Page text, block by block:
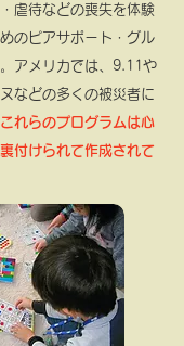
虐待などの喪失を体験
のピアサポート・グル
アメリカでは、9.11や
などの多くの被災者に
これらのプログラムは心
付けられて作成されて